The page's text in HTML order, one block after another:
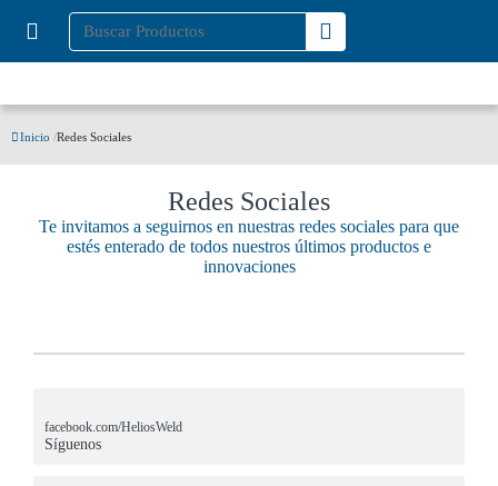
Inicio /Redes Sociales
Redes Sociales
Te invitamos a seguirnos en nuestras redes sociales para que
estés enterado de todos nuestros últimos productos e
innovaciones
facebook.com/HeliosWeld
Síguenos